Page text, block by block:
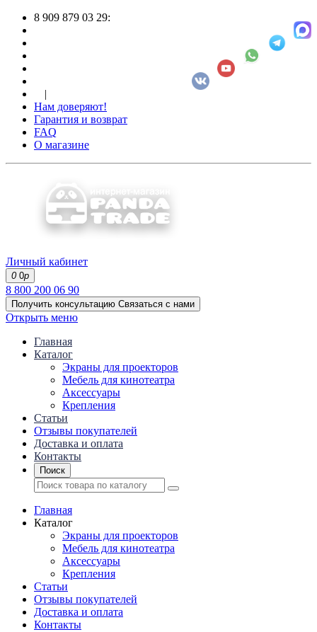
8 909 879 03 29:
|
Нам доверяют!
Гарантия и возврат
FAQ
О магазине
Личный кабинет
0 0р
8 800 200 06 90
Получить консультацию Связаться с нами
Открыть меню
Главная
Каталог
Экраны для проекторов
Mебель для кинотеатра
Аксессуары
Крепления
Статьи
Отзывы покупателей
Доставка и оплата
Контакты
Поиск
Главная
Каталог
Экраны для проекторов
Mебель для кинотеатра
Аксессуары
Крепления
Статьи
Отзывы покупателей
Доставка и оплата
Контакты